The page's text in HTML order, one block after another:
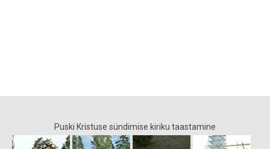
Puski Kristuse sündimise kiriku taastamine